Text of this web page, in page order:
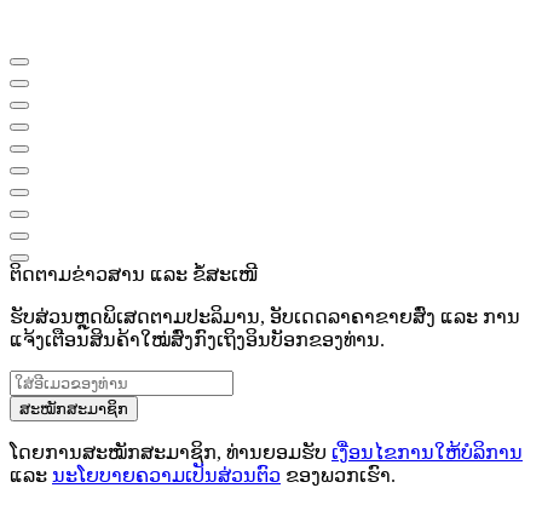
ຕິດຕາມຂ່າວສານ ແລະ ຂໍ້ສະເໜີ
ຮັບສ່ວນຫຼຸດພິເສດຕາມປະລິມານ, ອັບເດດລາຄາຂາຍສົ່ງ ແລະ ການ
ແຈ້ງເຕືອນສິນຄ້າໃໝ່ສົ່ງກົງເຖິງອິນບັອກຂອງທ່ານ.
ສະໝັກສະມາຊິກ
ໂດຍການສະໝັກສະມາຊິກ, ທ່ານຍອມຮັບ ເງື່ອນໄຂການໃຫ້ບໍລິການ
ແລະ ນະໂຍບາຍຄວາມເປັນສ່ວນຕົວ ຂອງພວກເຮົາ.